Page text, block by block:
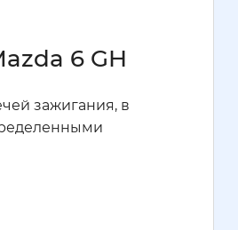
6 GH
зажигания, в